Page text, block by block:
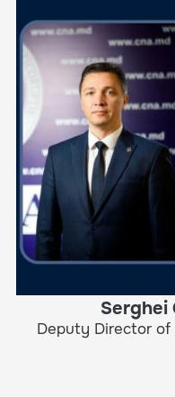
Serghei
Deputy Director